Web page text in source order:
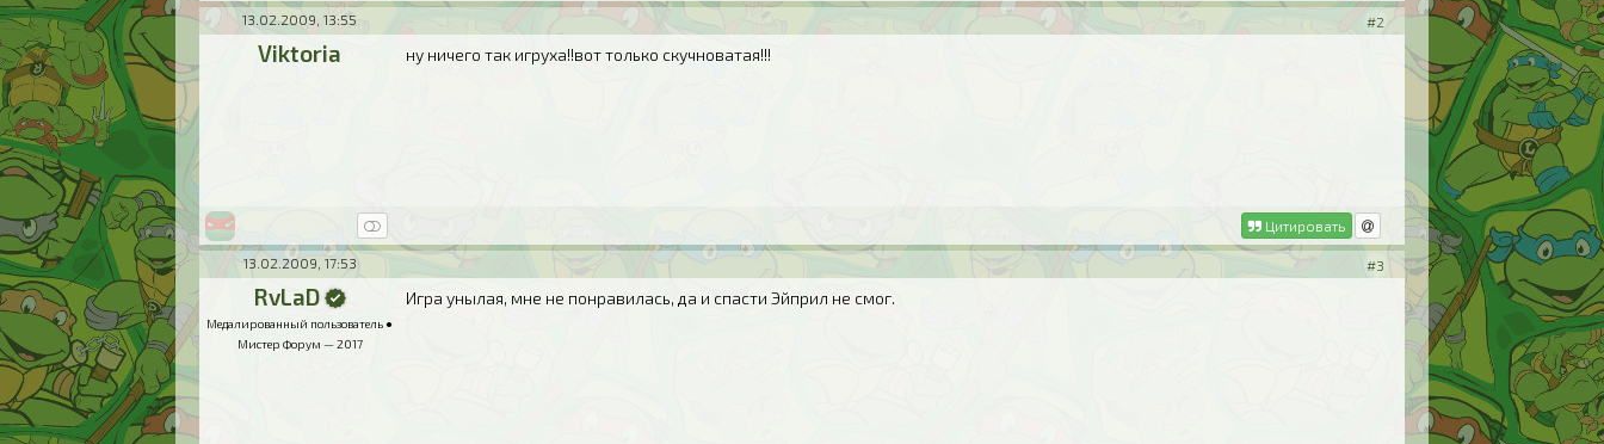
13.02.2009, 13:55 #2
Viktoria ну ничего так игруха!!вот только скучноватая!!!
Цитировать
13.02.2009, 17:53 #3
RvLaD
Медалированный пользователь ●
Мистер Форум — 2017
Игра унылая, мне не понравилась, да и спасти Эйприл не смог.